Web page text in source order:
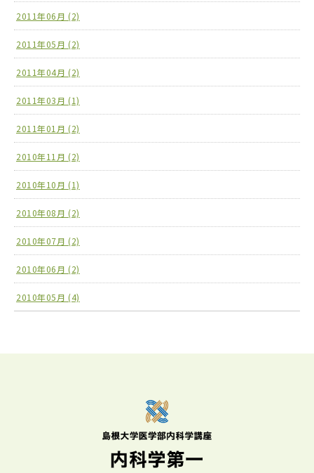
2011年06月 (2)
2011年05月 (2)
2011年04月 (2)
2011年03月 (1)
2011年01月 (2)
2010年11月 (2)
2010年10月 (1)
2010年08月 (2)
2010年07月 (2)
2010年06月 (2)
2010年05月 (4)